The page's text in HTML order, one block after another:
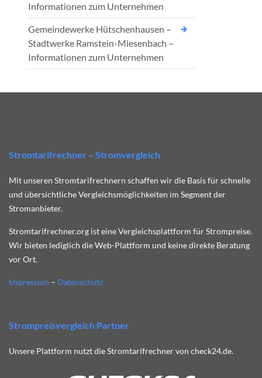
Informationen zum Unternehmen
Gemeindewerke Hütschenhausen –
Stadtwerke Ramstein-Miesenbach –
Informationen zum Unternehmen
Stromtarifrechner – Stromvergleich
Mit unseren Stromtarifrechnern schaffen wir die Basis für schnelle
und übersichtliche Vergleichsmöglichkeiten im Segment der
Stromanbieter.
Stromtarifrechner.org ist eine Vergleichsplattform für Strompreise.
Wir bieten lediglich die Web-Plattform und keine direkte Beratung
vor Ort.
Impressum – Datenschutz
Strompreisvergleich Partner
Unsere Plattform nutzt die Stromtarifrechner von check24.de.